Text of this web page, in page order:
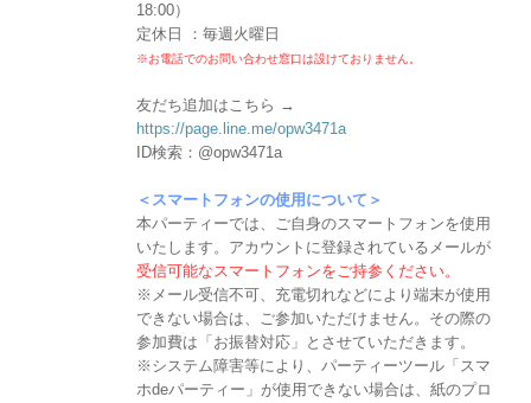
18:00）
定休日 ：毎週火曜日
※お電話でのお問い合わせ窓口は設けておりません。
友だち追加はこちら →
https://page.line.me/opw3471a
ID検索：@opw3471a
＜スマートフォンの使用について＞
本パーティーでは、ご自身のスマートフォンを使用
いたします。アカウントに登録されているメールが
受信可能なスマートフォンをご持参ください。
※メール受信不可、充電切れなどにより端末が使用
できない場合は、ご参加いただけません。その際の
参加費は「お振替対応」とさせていただきます。
※システム障害等により、パーティーツール「スマ
ホdeパーティー」が使用できない場合は、紙のプロ